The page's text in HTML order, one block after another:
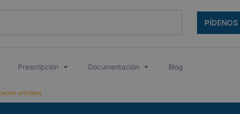
Prescripción Documentación Blog
anclajes​